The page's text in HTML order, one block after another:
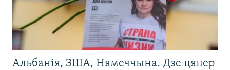
Альбанія, ЗША, Нямеччына. Дзе цяпер